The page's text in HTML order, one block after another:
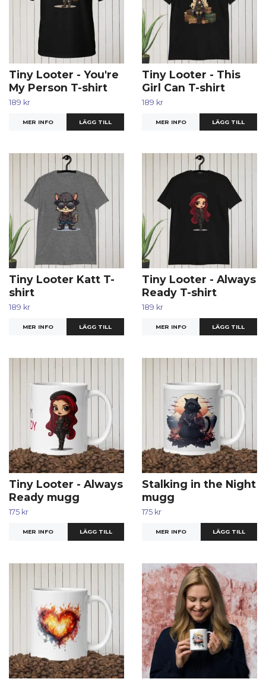
Tiny Looter - You're
My Person T-shirt
189 kr
MER INFO LÄGG TILL
Tiny Looter - This
Girl Can T-shirt
189 kr
MER INFO LÄGG TILL
Tiny Looter Katt T-
shirt
189 kr
MER INFO LÄGG TILL
Tiny Looter - Always
Ready T-shirt
189 kr
MER INFO LÄGG TILL
Tiny Looter - Always
Ready mugg
175 kr
MER INFO
Stalking in the Night
mugg
175 kr
MER INFO